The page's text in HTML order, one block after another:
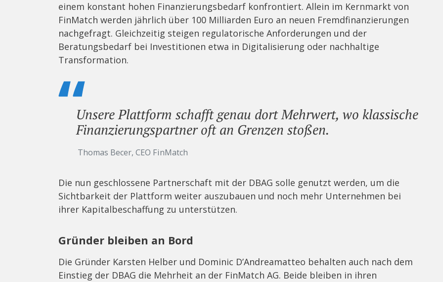
einem konstant hohen Finanzierungsbedarf konfrontiert. Allein im Kernmarkt von
FinMatch werden jährlich über 100 Milliarden Euro an neuen Fremdfinanzierungen
nachgefragt. Gleichzeitig steigen regulatorische Anforderungen und der
Beratungsbedarf bei Investitionen etwa in Digitalisierung oder nachhaltige
Transformation.
Unsere Plattform schafft genau dort Mehrwert, wo klassische
Finanzierungspartner oft an Grenzen stoßen.
Thomas Becer, CEO FinMatch
Die nun geschlossene Partnerschaft mit der DBAG solle genutzt werden, um die
Sichtbarkeit der Plattform weiter auszubauen und noch mehr Unternehmen bei
ihrer Kapitalbeschaffung zu unterstützen.
Gründer bleiben an Bord
Die Gründer Karsten Helber und Dominic D’Andreamatteo behalten auch nach dem
Einstieg der DBAG die Mehrheit an der FinMatch AG. Beide bleiben in ihren